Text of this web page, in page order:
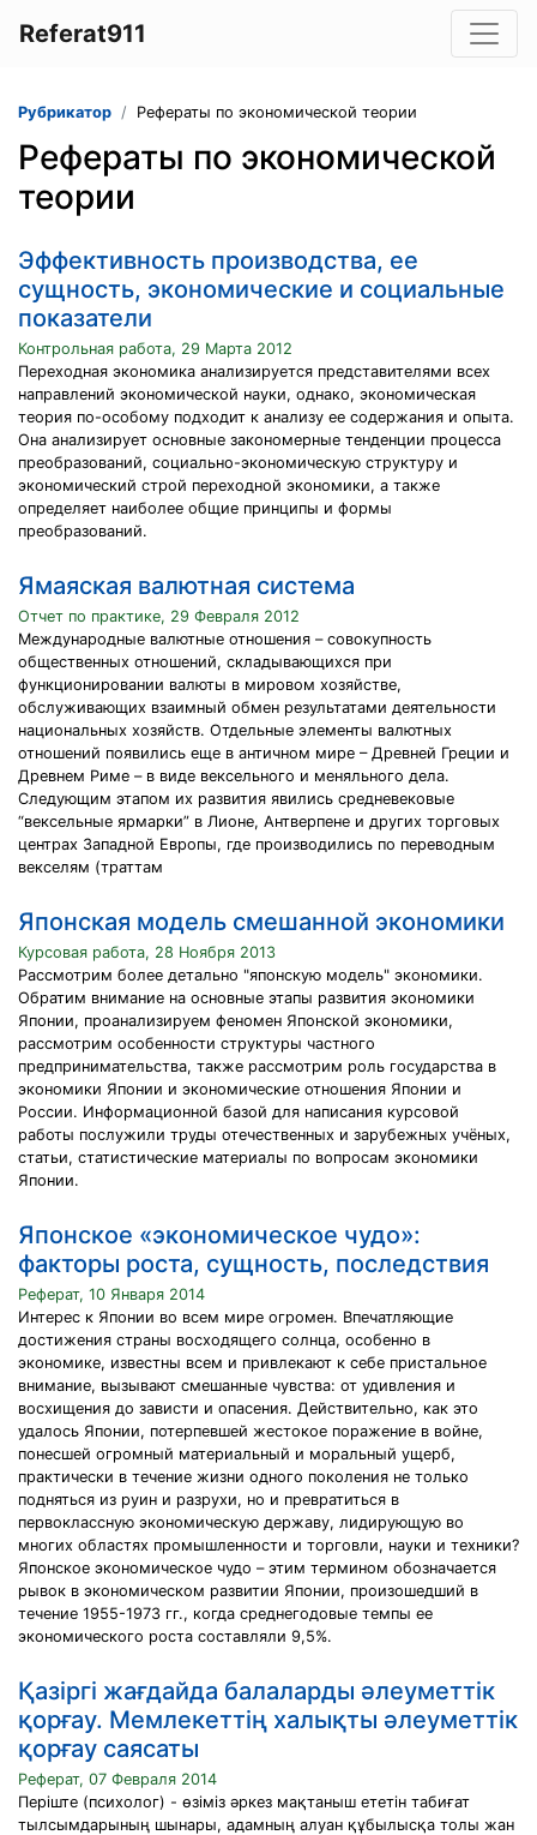
Referat911
Рубрикатор Рефераты по экономической теории
Рефераты по экономической
теории
Эффективность производства, ее
сущность, экономические и социальные
показатели
Контрольная работа, 29 Марта 2012
Переходная экономика анализируется представителями всех
направлений экономической науки, однако, экономическая
теория по-особому подходит к анализу ее содержания и опыта.
Она анализирует основные закономерные тенденции процесса
преобразований, социально-экономическую структуру и
экономический строй переходной экономики, а также
определяет наиболее общие принципы и формы
преобразований.
Ямаяская валютная система
Отчет по практике, 29 Февраля 2012
Международные валютные отношения – совокупность
общественных отношений, складывающихся при
функционировании валюты в мировом хозяйстве,
обслуживающих взаимный обмен результатами деятельности
национальных хозяйств. Отдельные элементы валютных
отношений появились еще в античном мире – Древней Греции и
Древнем Риме – в виде вексельного и меняльного дела.
Следующим этапом их развития явились средневековые
“вексельные ярмарки” в Лионе, Антверпене и других торговых
центрах Западной Европы, где производились по переводным
векселям (траттам
Японская модель смешанной экономики
Курсовая работа, 28 Ноября 2013
Рассмотрим более детально "японскую модель" экономики.
Обратим внимание на основные этапы развития экономики
Японии, проанализируем феномен Японской экономики,
рассмотрим особенности структуры частного
предпринимательства, также рассмотрим роль государства в
экономики Японии и экономические отношения Японии и
России. Информационной базой для написания курсовой
работы послужили труды отечественных и зарубежных учёных,
статьи, статистические материалы по вопросам экономики
Японии.
Японское «экономическое чудо»:
факторы роста, сущность, последствия
Реферат, 10 Января 2014
Интерес к Японии во всем мире огромен. Впечатляющие
достижения страны восходящего солнца, особенно в
экономике, известны всем и привлекают к себе пристальное
внимание, вызывают смешанные чувства: от удивления и
восхищения до зависти и опасения. Действительно, как это
удалось Японии, потерпевшей жестокое поражение в войне,
понесшей огромный материальный и моральный ущерб,
практически в течение жизни одного поколения не только
подняться из руин и разрухи, но и превратиться в
первоклассную экономическую державу, лидирующую во
многих областях промышленности и торговли, науки и техники?
Японское экономическое чудо – этим термином обозначается
рывок в экономическом развитии Японии, произошедший в
течение 1955-1973 гг., когда среднегодовые темпы ее
экономического роста составляли 9,5%.
Қазіргі жағдайда балаларды әлеуметтік
қорғау. Мемлекеттің халықты әлеуметтік
қорғау саясаты
Реферат, 07 Февраля 2014
Періште (психолог) - өзіміз әркез мақтаныш ететін табиғат
тылсымдарының шынары, адамның алуан құбылысқа толы жан